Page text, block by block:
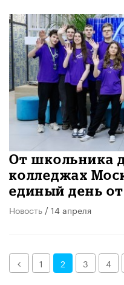
От школьника
колледжах
единый день
Новость / 14 апреля
Назад1 2 3 4